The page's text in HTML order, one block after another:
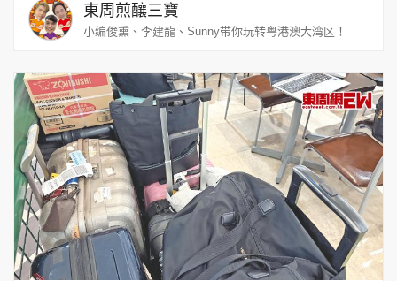
關於我們
聯絡我們
隱私政策聲明
使用條款
版權及免責聲明
Copyright © 東周網 版權所有 . 不得轉載
©Eastweek.com.hk. All rights reserved.
東周煎釀三寶
小编俊熏、李建龍、Sunny带你玩转粤港澳大湾区！